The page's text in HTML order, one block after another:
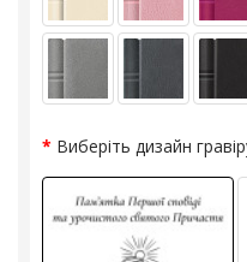
Виберіть дизайн